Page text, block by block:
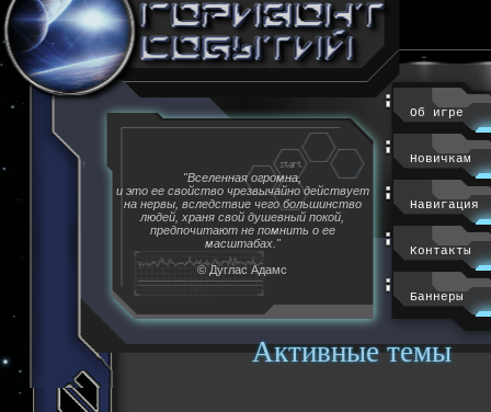
Активные темы
"Вселенная огромна,
и это ее свойство чрезвычайно действует
на нервы, вследствие чего большинство
людей, храня свой душевный покой,
предпочитают не помнить о ее
масштабах."
© Дуглас Адамс
Об игре
Новичкам
Навигация
Контакты
Баннеры